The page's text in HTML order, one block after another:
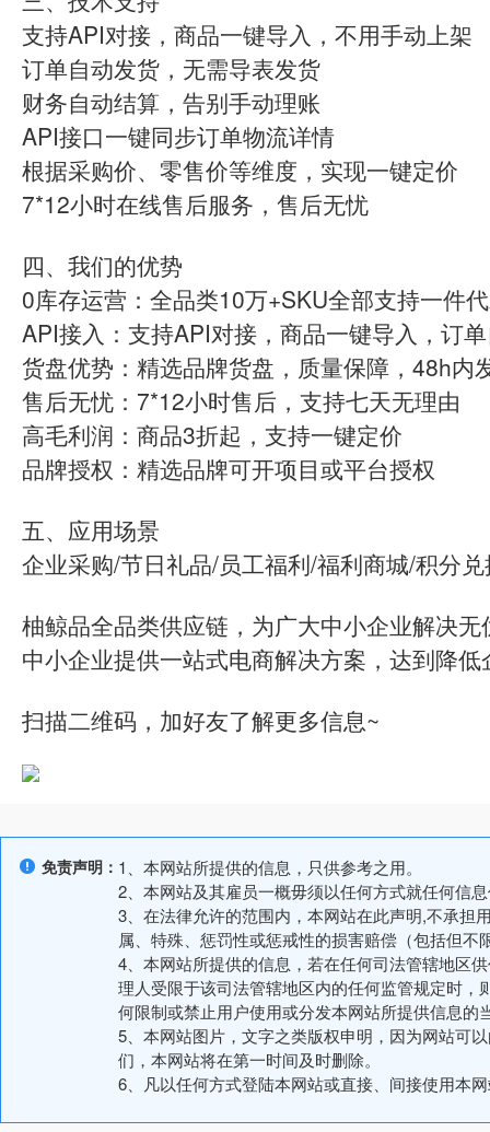
支持API对接，商品一键导入，不用手动上架
订单自动发货，无需导表发货
财务自动结算，告别手动理账
API接口一键同步订单物流详情
根据采购价、零售价等维度，实现一键定价
7*12小时在线售后服务，售后无忧
四、我们的优势
0库存运营：全品类10万+SKU全部支持一件
API接入：支持API对接，商品一键导入，订
货盘优势：精选品牌货盘，质量保障，48h内
售后无忧：7*12小时售后，支持七天无理由
高毛利润：商品3折起，支持一键定价
品牌授权：精选品牌可开项目或平台授权
五、应用场景
企业采购/节日礼品/员工福利/福利商城/积分
柚鲸品全品类供应链，为广大中小企业解决
中小企业提供一站式电商解决方案，达到降
扫描二维码，加好友了解更多信息~
免责声明： 1、本网站所提供的信息，只供参考之用。
2、本网站及其雇员一概毋须以任何方式就任何信
3、在法律允许的范围内，本网站在此声明,不承担
属、特殊、惩罚性或惩戒性的损害赔偿（包括但
4、本网站所提供的信息，若在任何司法管辖地区
理人受限于该司法管辖地区内的任何监管规定时
何限制或禁止用户使用或分发本网站所提供信息的
5、本网站图片，文字之类版权申明，因为网站可
们，本网站将在第一时间及时删除。
6、凡以任何方式登陆本网站或直接、间接使用本